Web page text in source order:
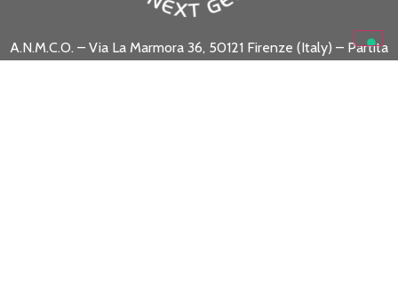
A.N.M.C.O. – Via La Marmora 36, 50121 Firenze (Italy) – Partita